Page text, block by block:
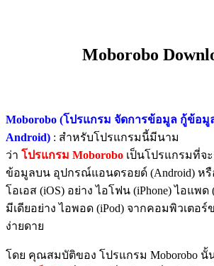
Moborobo
Moborobo (โปรแกรม จัดการข้อมูล กู้ข้อมู
Android) : สำหรับโปรแกรมนี้มีนาม
ว่า โปรแกรม Moborobo เป็นโปรแกรมที่จ
ข้อมูลบน อุปกรณ์แอนดรอยด์ (Android) ห
โอเอส (iOS) อย่าง ไอโฟน (iPhone) ไอแพด
มีเดียอย่าง ไอพอด (iPod) จากคอมพิวเตอ
ง่ายดาย
โดย คุณสมบัติของ โปรแกรม Moborobo นั้